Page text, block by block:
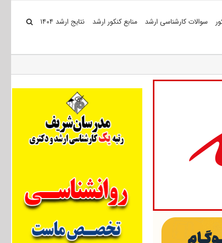
سوالات کارشناسی ارشد منابع کنکور ارشد نتایج ارشد ۱۴۰۴